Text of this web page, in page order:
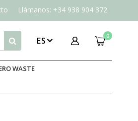
Llámanos: +34 938 904 372
0
ES
WASTE